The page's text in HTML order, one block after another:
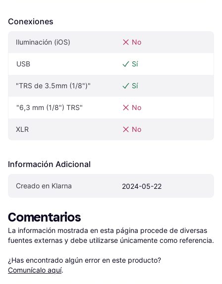
Conexiones
Iluminación (iOS) No
USB Sí
"TRS de 3.5mm (1/8")" Sí
"6,3 mm (1/8") TRS" No
XLR No
Información Adicional
Creado en Klarna 2024-05-22
Comentarios
La información mostrada en esta página procede de diversas
fuentes externas y debe utilizarse únicamente como referencia.
¿Has encontrado algún error en este producto?
Comunícalo aquí.